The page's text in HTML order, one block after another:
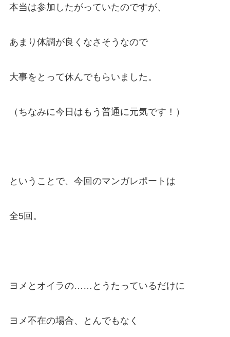
本当は参加したがっていたのですが、
あまり体調が良くなさそうなので
大事をとって休んでもらいました。
（ちなみに今日はもう普通に元気です！）
ということで、今回のマンガレポートは
全5回。
ヨメとオイラの……とうたっているだけに
ヨメ不在の場合、とんでもなく